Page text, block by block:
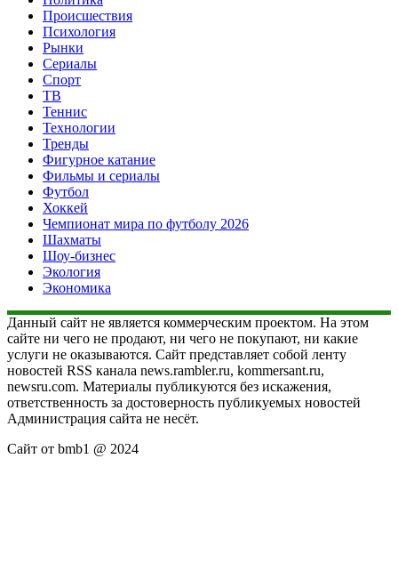
Происшествия
Психология
Рынки
Сериалы
Спорт
ТВ
Теннис
Технологии
Тренды
Фигурное катание
Фильмы и сериалы
Футбол
Хоккей
Чемпионат мира по футболу 2026
Шахматы
Шоу-бизнес
Экология
Экономика
Данный сайт не является коммерческим проектом. На этом
сайте ни чего не продают, ни чего не покупают, ни какие
услуги не оказываются. Сайт представляет собой ленту
новостей RSS канала news.rambler.ru, kommersant.ru,
newsru.com. Материалы публикуются без искажения,
ответственность за достоверность публикуемых новостей
Администрация сайта не несёт.
Сайт от bmb1 @ 2024